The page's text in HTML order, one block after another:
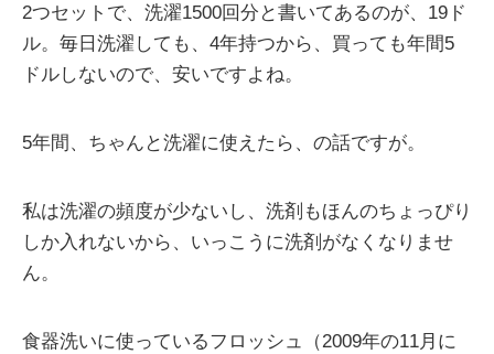
2つセットで、洗濯1500回分と書いてあるのが、19ド
ル。毎日洗濯しても、4年持つから、買っても年間5
ドルしないので、安いですよね。
5年間、ちゃんと洗濯に使えたら、の話ですが。
私は洗濯の頻度が少ないし、洗剤もほんのちょっぴり
しか入れないから、いっこうに洗剤がなくなりませ
ん。
食器洗いに使っているフロッシュ（2009年の11月に